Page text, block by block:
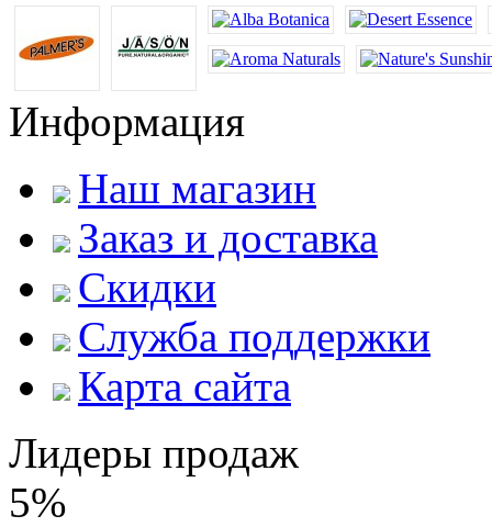
Информация
Наш магазин
Заказ и доставка
Скидки
Служба поддержки
Карта сайта
Лидеры продаж
5%